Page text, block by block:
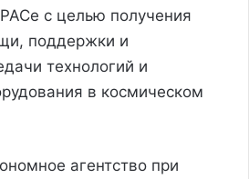
с целью получения
поддержки и
технологий и
в космическом
агентство при